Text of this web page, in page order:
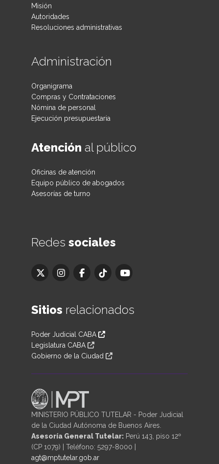
Misión
Autoridades
Resoluciones administrativas
Administración
Organigrama
Compras y Contrataciones
Nómina de personal
Ejecución presupuestaria
Atención al público
Oficinas de atención
Equipo público de abogados
Asesorías de turno
Redes sociales
Sitios relacionados
Poder Judicial CABA
Legislatura CABA
Gobierno de la Ciudad
MINISTERIO PÚBLICO TUTELAR - Poder Judicial
de la Ciudad Autónoma de Buenos Aires.
Asesoría General Tutelar: Perú 143, piso 12º
(CP 1079) | Teléfono: 5297-8000 |
agt@mptutelar.gob.ar